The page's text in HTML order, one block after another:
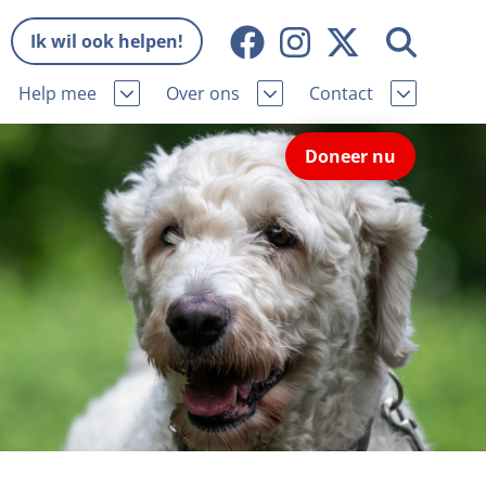
Ik wil ook helpen!
Help mee Over ons
Missie en visie
Wat wij doen
Onze organisatie
Samenwerking
Bekende vrienden
Vacatures
Donateursmagazine Hond
Contact
Contactgegevens
Pers
Nieuws
Veelgestelde vragen
Melding hondenleed
Nieuwsbrief
Incassodata
Doneer nu